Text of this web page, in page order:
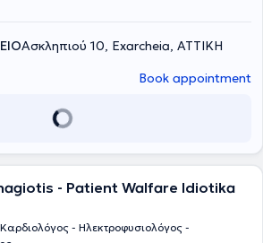
Ασκληπιού 10, Exarcheia, ΑΤΤΙΚΗ
Book appointment
- Patient Walfare Idiotika
- Ηλεκτροφυσιολόγος -